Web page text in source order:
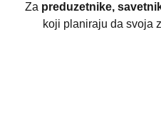
Za preduzetnike,
koji planiraju da svoja